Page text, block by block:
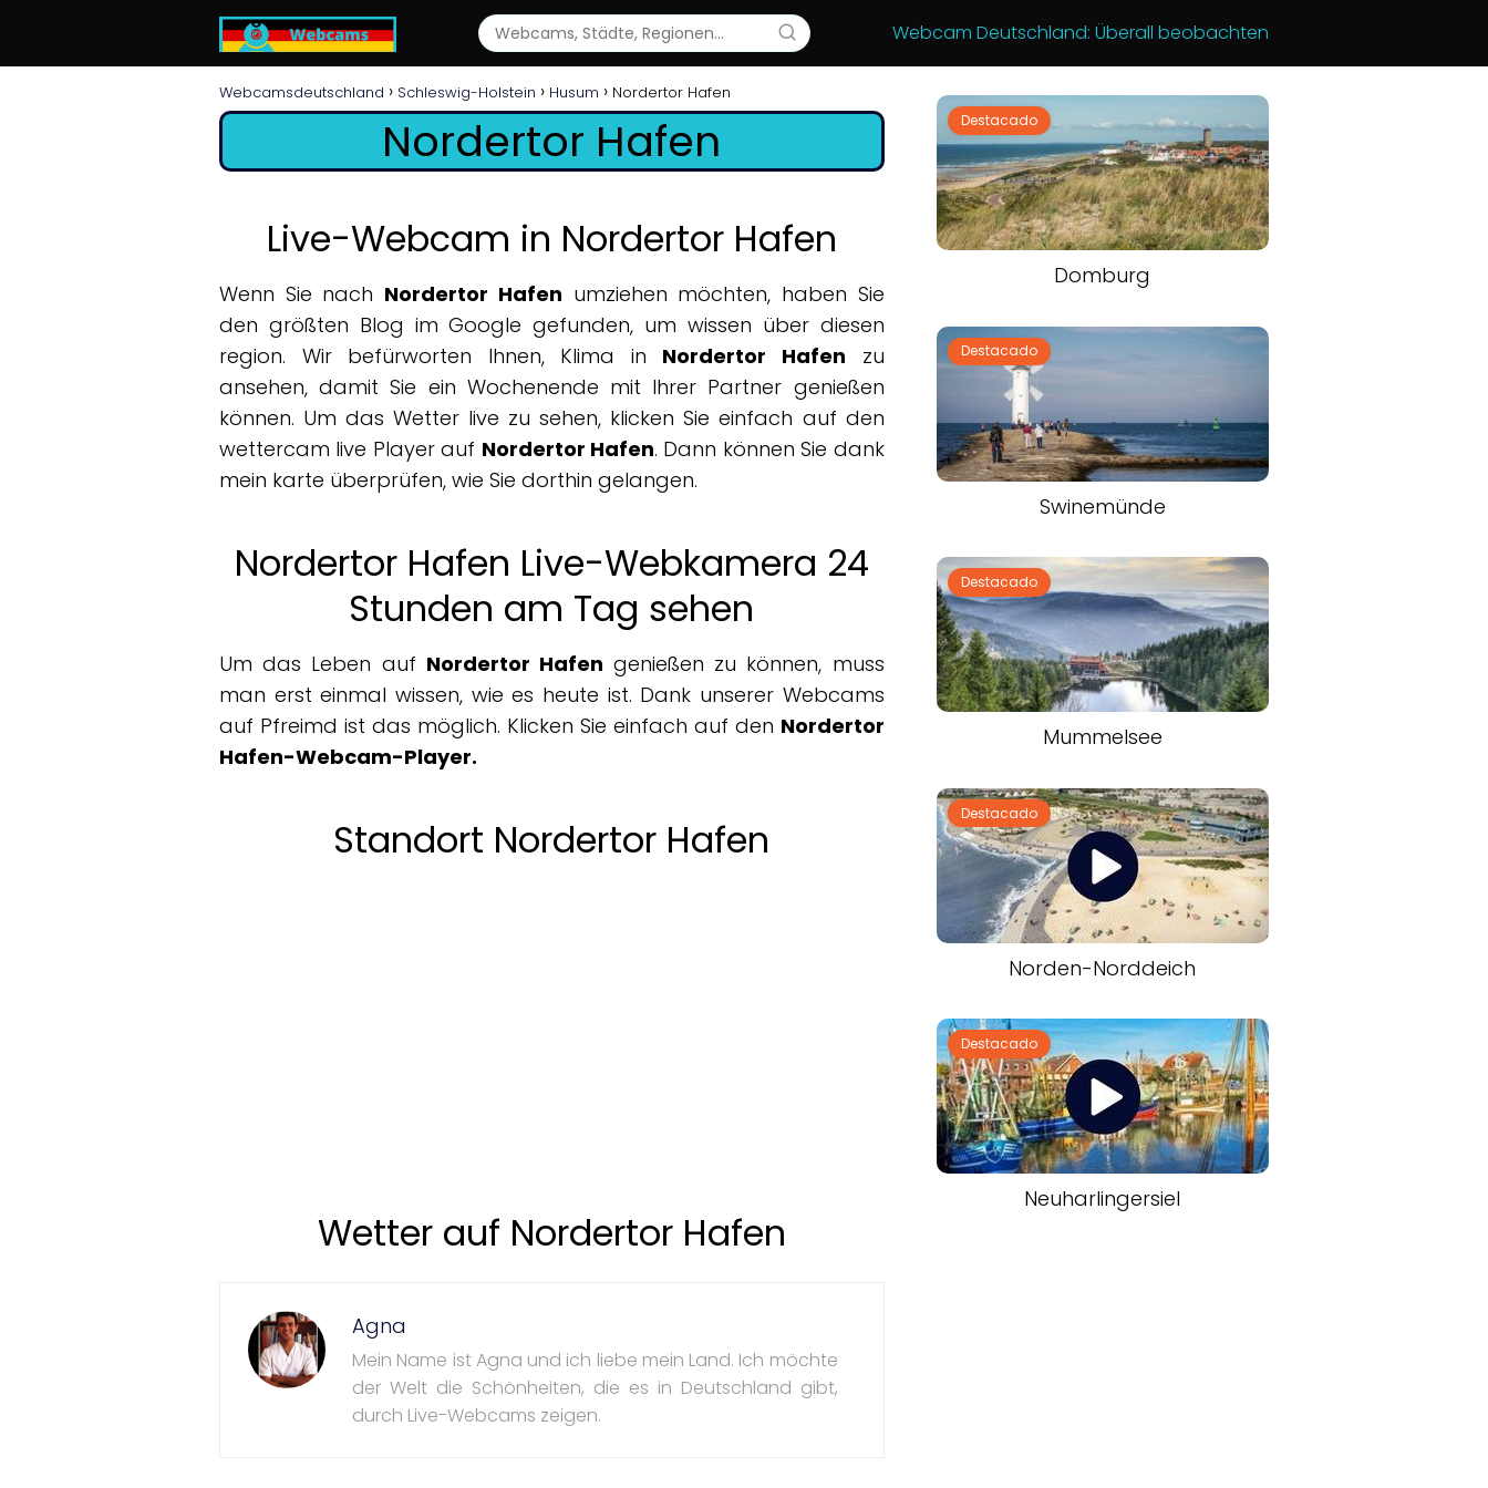
Webcam Deutschland: Überall beobachten
Webcamsdeutschland Schleswig-Holstein Husum Nordertor Hafen
Nordertor Hafen
Live-Webcam in Nordertor Hafen
Wenn Sie nach Nordertor Hafen umziehen möchten, haben Sie
den größten Blog im Google gefunden, um wissen über diesen
region. Wir befürworten Ihnen, Klima in Nordertor Hafen zu
ansehen, damit Sie ein Wochenende mit Ihrer Partner genießen
können. Um das Wetter live zu sehen, klicken Sie einfach auf den
wettercam live Player auf Nordertor Hafen. Dann können Sie dank
mein karte überprüfen, wie Sie dorthin gelangen.
Nordertor Hafen Live-Webkamera 24
Stunden am Tag sehen
Um das Leben auf Nordertor Hafen genießen zu können, muss
man erst einmal wissen, wie es heute ist. Dank unserer Webcams
auf Pfreimd ist das möglich. Klicken Sie einfach auf den Nordertor
Hafen-Webcam-Player.
Standort Nordertor Hafen
Wetter auf Nordertor Hafen
Agna
Mein Name ist Agna und ich liebe mein Land. Ich möchte
der Welt die Schönheiten, die es in Deutschland gibt,
durch Live-Webcams zeigen.
Destacado
Domburg
Destacado
Swinemünde
Destacado
Mummelsee
Destacado
Norden-Norddeich
Destacado
Neuharlingersiel